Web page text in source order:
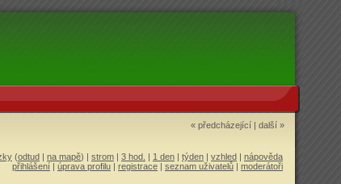
« předcházející | další »
(odtud | na mapě) | strom | 3 hod. | 1 den | týden | vzhled | nápověda
přihlášení | úprava profilu | registrace | seznam uživatelů | moderátoři